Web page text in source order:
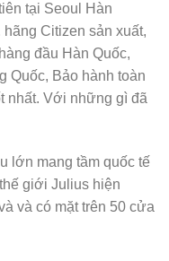
tại Seoul Hàn
Citizen sản xuất,
đầu Hàn Quốc,
Quốc, Bảo hành toàn
nhất. Với những gì đã
lớn mang tầm quốc tế
giới Julius hiện
và có mặt trên 50 cửa